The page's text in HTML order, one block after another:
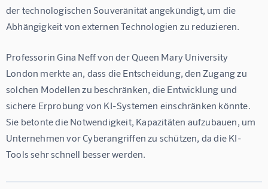
der technologischen Souveränität angekündigt, um die
Abhängigkeit von externen Technologien zu reduzieren.
Professorin Gina Neff von der Queen Mary University
London merkte an, dass die Entscheidung, den Zugang zu
solchen Modellen zu beschränken, die Entwicklung und
sichere Erprobung von KI-Systemen einschränken könnte.
Sie betonte die Notwendigkeit, Kapazitäten aufzubauen, um
Unternehmen vor Cyberangriffen zu schützen, da die KI-
Tools sehr schnell besser werden.